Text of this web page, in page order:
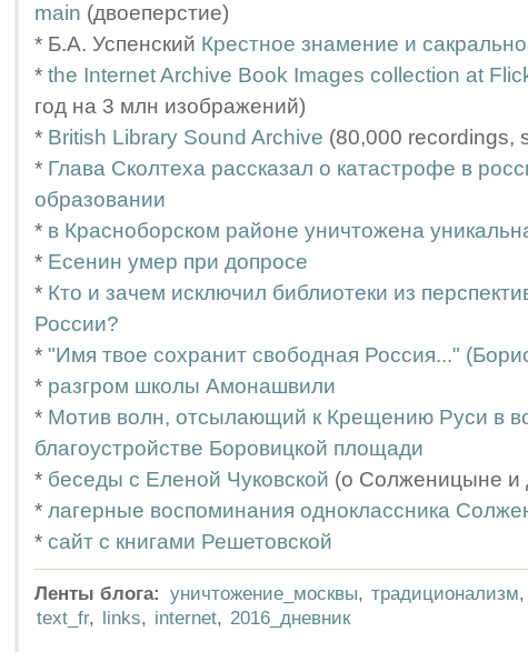
main (двоеперстие)
* Б.А. Успенский Крестное знамение и
* the Internet Archive Book Images collection at
год на 3 млн изображений)
* British Library Sound Archive (80,000 recordings,
* Глава Сколтеха рассказал о катастрофе в
образовании
* в Красноборском районе уничтожена
* Есенин умер при допросе
* Кто и зачем исключил библиотеки из
России?
* "Имя твое сохранит свободная Россия..."
* разгром школы Амонашвили
* Мотив волн, отсылающий к Крещению Руси в
благоустройстве Боровицкой площади
* беседы с Еленой Чуковской (о Солженицыне и
* лагерные воспоминания одноклассника
* сайт с книгами Решетовской
Ленты блога: уничтожение_москвы, традиционализм,
text_fr, links, internet, 2016_дневник